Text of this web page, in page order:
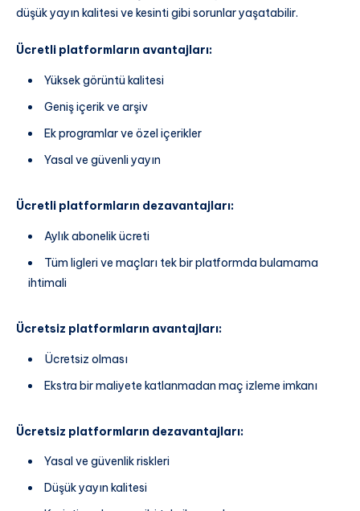
düşük yayın kalitesi ve kesinti gibi sorunlar yaşatabilir.
Ücretli platformların avantajları:
Yüksek görüntü kalitesi
Geniş içerik ve arşiv
Ek programlar ve özel içerikler
Yasal ve güvenli yayın
Ücretli platformların dezavantajları:
Aylık abonelik ücreti
Tüm ligleri ve maçları tek bir platformda bulamama
ihtimali
Ücretsiz platformların avantajları:
Ücretsiz olması
Ekstra bir maliyete katlanmadan maç izleme imkanı
Ücretsiz platformların dezavantajları:
Yasal ve güvenlik riskleri
Düşük yayın kalitesi